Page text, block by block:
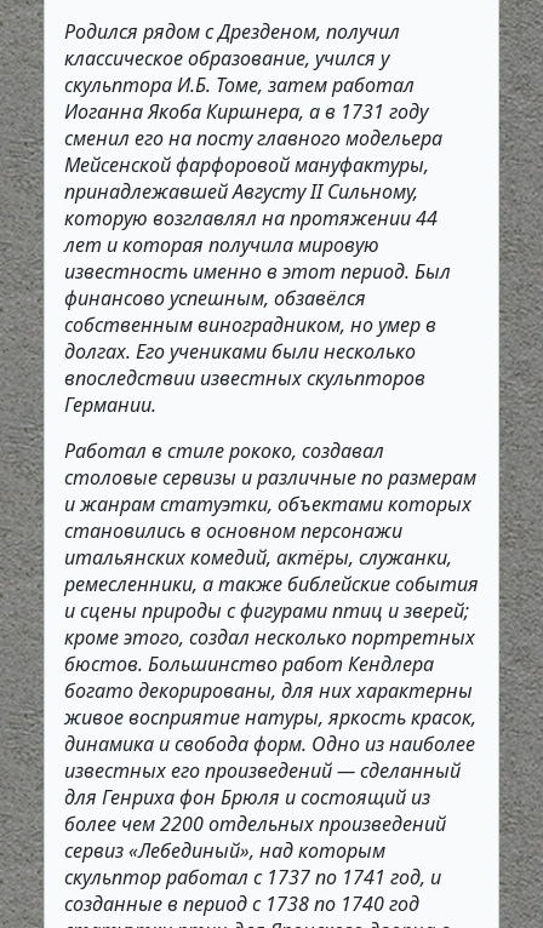
Родился рядом с Дрезденом, получил
классическое образование, учился у
скульптора И.Б. Томе, затем работал
Иоганна Якоба Киршнера, а в 1731 году
сменил его на посту главного модельера
Мейсенской фарфоровой мануфактуры,
принадлежавшей Августу II Сильному,
которую возглавлял на протяжении 44
лет и которая получила мировую
известность именно в этот период. Был
финансово успешным, обзавёлся
собственным виноградником, но умер в
долгах. Его учениками были несколько
впоследствии известных скульпторов
Германии.
Работал в стиле рококо, создавал
столовые сервизы и различные по размерам
и жанрам статуэтки, объектами которых
становились в основном персонажи
итальянских комедий, актёры, служанки,
ремесленники, а также библейские события
и сцены природы с фигурами птиц и зверей;
кроме этого, создал несколько портретных
бюстов. Большинство работ Кендлера
богато декорированы, для них характерны
живое восприятие натуры, яркость красок,
динамика и свобода форм. Одно из наиболее
известных его произведений — сделанный
для Генриха фон Брюля и состоящий из
более чем 2200 отдельных произведений
сервиз «Лебединый», над которым
скульптор работал с 1737 по 1741 год, и
созданные в период с 1738 по 1740 год